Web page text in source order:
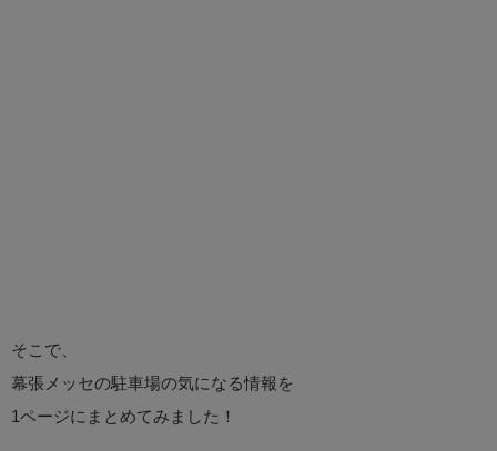
そこで、
幕張メッセの駐車場の気になる情報を
1ページにまとめてみました！